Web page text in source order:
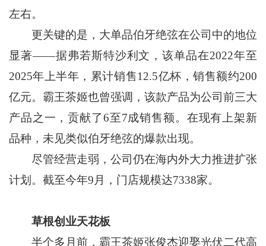
左右。
更关键的是，大单品伯牙绝弦在公司中的地位
显著——据弗若斯特沙利文，该单品在2022年至
2025年上半年，累计销售12.5亿杯，销售额约200
亿元。霸王茶姬也曾强调，该款产品为公司前三大
产品之一，贡献了6至7成销售额。在现有上架新
品种，未见类似伯牙绝弦的爆款出现。
尽管经营走弱，公司仍在海内外大力推进扩张
计划。截至今年9月，门店规模达7338家。
草根创业天花板
半个多月前，霸王茶姬张俊杰迎娶光伏二代高